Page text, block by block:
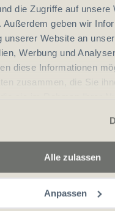
die Zugriffe auf unsere
Außerdem geben wir
unserer Website an
Werbung und
diese Informationen
zusammen, die Sie
Alle zulassen
Anpassen
Sie weitere
und Cookie-